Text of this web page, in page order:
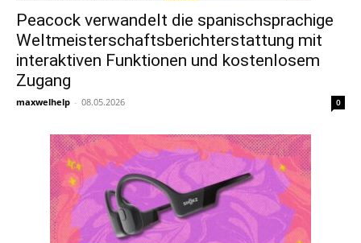
Peacock verwandelt die spanischsprachige
Weltmeisterschaftsberichterstattung mit
interaktiven Funktionen und kostenlosem
Zugang
maxwelhelp - 08.05.2026 0